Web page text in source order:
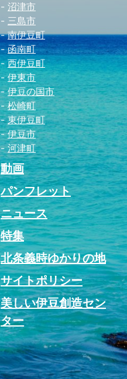
沼津市
三島市
南伊豆町
函南町
西伊豆町
伊東市
伊豆の国市
松崎町
東伊豆町
伊豆市
河津町
動画
パンフレット
ニュース
特集
北条義時ゆかりの地
サイトポリシー
美しい伊豆創造セン
ター